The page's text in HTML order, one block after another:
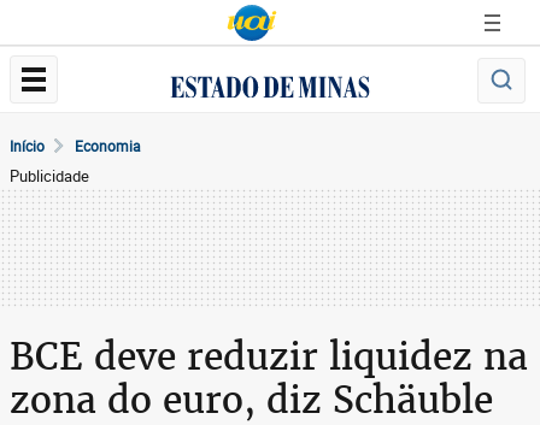
Início Economia
Publicidade
BCE deve reduzir liquidez na
zona do euro, diz Schäuble